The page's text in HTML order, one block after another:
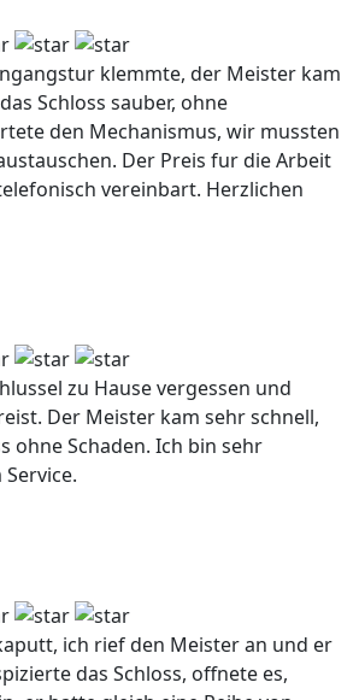
klemmte, der Meister kam
Schloss sauber, ohne
den Mechanismus, wir mussten
Der Preis fur die Arbeit
vereinbart. Herzlichen
zu Hause vergessen und
Der Meister kam sehr schnell,
ohne Schaden. Ich bin sehr
ich rief den Meister an und er
das Schloss, offnete es,